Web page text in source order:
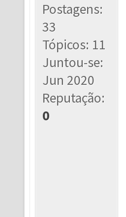
Postagens:
33
Tópicos: 11
Juntou-se:
Jun 2020
Reputação:
0